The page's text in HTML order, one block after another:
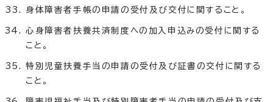
身体障害者手帳の申請の受付及び交付に関すること。
心身障害者扶養共済制度への加入申込みの受付に関する
こと。
特別児童扶養手当の申請の受付及び証書の交付に関する
こと。